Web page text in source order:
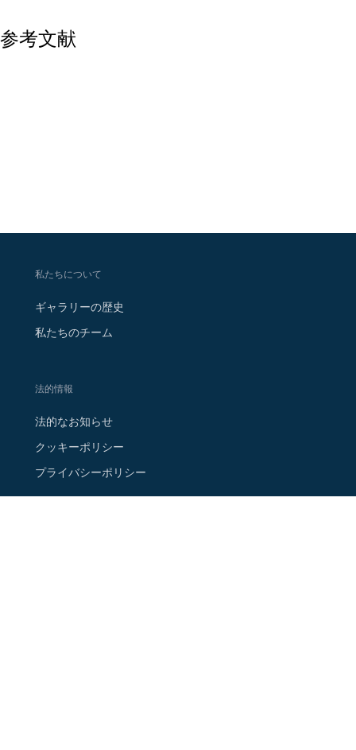
参考文献
私たちについて
ギャラリーの歴史
私たちのチーム
法的情報
法的なお知らせ
クッキーポリシー
プライバシーポリシー